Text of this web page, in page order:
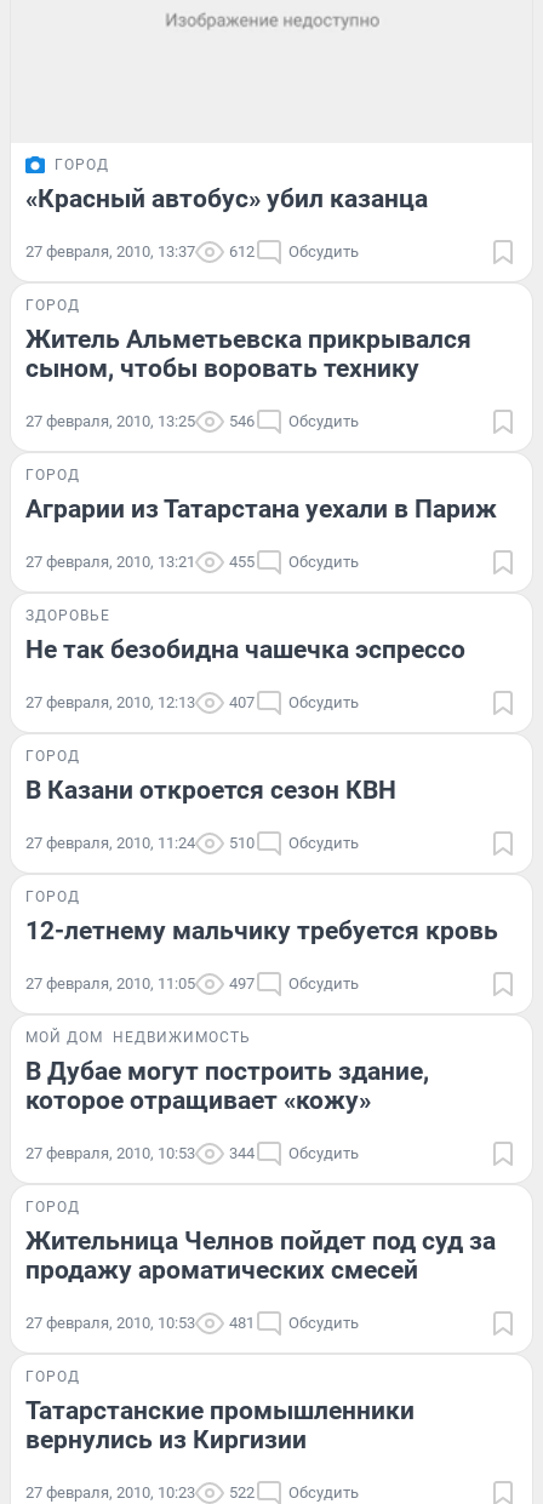
ГОРОД
«Красный автобус» убил казанца
27 февраля, 2010, 13:37 612 Обсудить
ГОРОД
Житель Альметьевска прикрывался
сыном, чтобы воровать технику
27 февраля, 2010, 13:25 546 Обсудить
ГОРОД
Аграрии из Татарстана уехали в Париж
27 февраля, 2010, 13:21 455 Обсудить
ЗДОРОВЬЕ
Не так безобидна чашечка эспрессо
27 февраля, 2010, 12:13 407 Обсудить
ГОРОД
В Казани откроется сезон КВН
27 февраля, 2010, 11:24 510 Обсудить
ГОРОД
12-летнему мальчику требуется кровь
27 февраля, 2010, 11:05 497 Обсудить
МОЙ ДОМ НЕДВИЖИМОСТЬ
В Дубае могут построить здание,
которое отращивает «кожу»
27 февраля, 2010, 10:53 344 Обсудить
ГОРОД
Жительница Челнов пойдет под суд за
продажу ароматических смесей
27 февраля, 2010, 10:53 481 Обсудить
ГОРОД
Татарстанские промышленники
вернулись из Киргизии
27 февраля, 2010, 10:23 522 Обсудить